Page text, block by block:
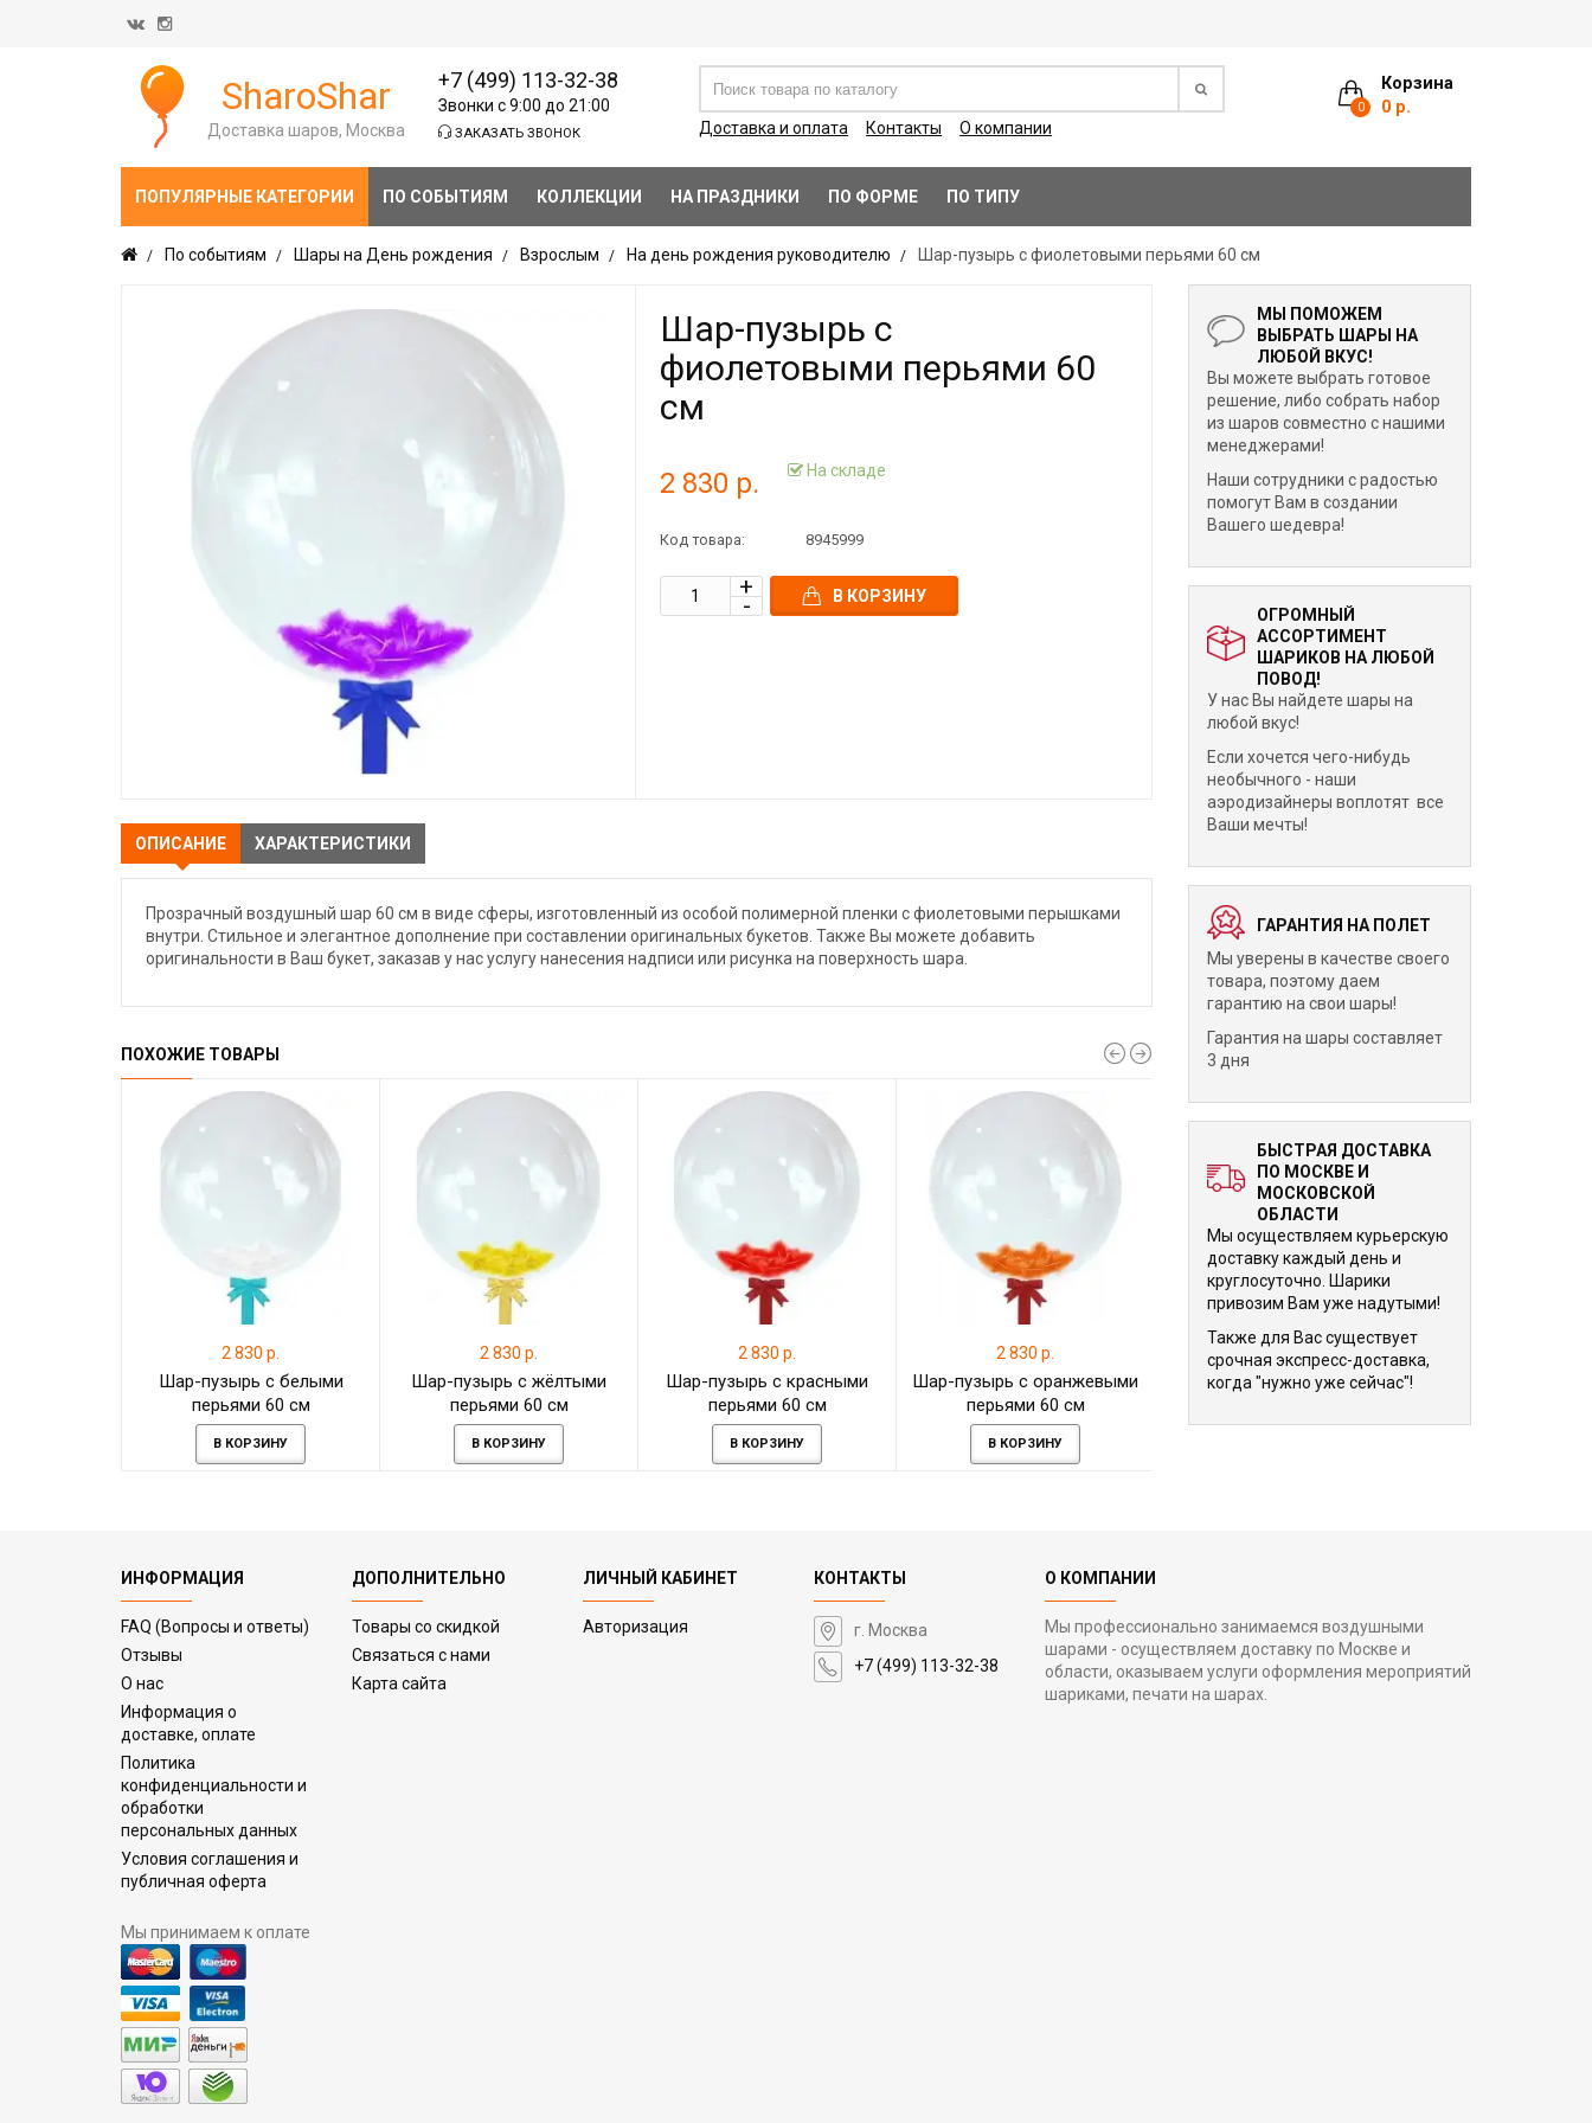
Корзина
0 0 р.
SharoShar
Доставка шаров, Москва
+7 (499) 113-32-38
Звонки с 9:00 до 21:00
ЗАКАЗАТЬ ЗВОНОК Доставка и оплата Контакты О компании
ПОПУЛЯРНЫЕ КАТЕГОРИИ ПО СОБЫТИЯМ КОЛЛЕКЦИИ НА ПРАЗДНИКИ ПО ФОРМЕ ПО ТИПУ
По событиям Шары на День рождения Взрослым На день рождения руководителю Шар-пузырь с фиолетовыми перьями 60 см
Шар-пузырь с
фиолетовыми перьями 60
см
2 830 р. На складе
Код товара: 8945999
В КОРЗИНУ
ОПИСАНИЕ ХАРАКТЕРИСТИКИ
Прозрачный воздушный шар 60 см в виде сферы, изготовленный из особой полимерной пленки с фиолетовыми перышками
внутри. Стильное и элегантное дополнение при составлении оригинальных букетов. Также Вы можете добавить
оригинальности в Ваш букет, заказав у нас услугу нанесения надписи или рисунка на поверхность шара.
ПОХОЖИЕ ТОВАРЫ
2 830 р.
Шар-пузырь с белыми
перьями 60 см
В КОРЗИНУ
2 830 р.
Шар-пузырь с жёлтыми
перьями 60 см
В КОРЗИНУ
2 830 р.
Шар-пузырь с красными
перьями 60 см
В КОРЗИНУ
2 830 р.
Шар-пузырь с оранжевыми
перьями 60 см
В КОРЗИНУ
2 830 р.
Шар-пузырь с розовыми
МЫ ПОМОЖЕМ
ВЫБРАТЬ ШАРЫ НА
ЛЮБОЙ ВКУС!
Вы можете выбрать готовое
решение, либо собрать набор
из шаров совместно с нашими
менеджерами!
Наши сотрудники с радостью
помогут Вам в создании
Вашего шедевра!
ОГРОМНЫЙ
АССОРТИМЕНТ
ШАРИКОВ НА ЛЮБОЙ
ПОВОД!
У нас Вы найдете шары на
любой вкус!
Если хочется чего-нибудь
необычного - наши
аэродизайнеры воплотят все
Ваши мечты!
ГАРАНТИЯ НА ПОЛЕТ
Мы уверены в качестве своего
товара, поэтому даем
гарантию на свои шары!
Гарантия на шары составляет
3 дня
БЫСТРАЯ ДОСТАВКА
ПО МОСКВЕ И
МОСКОВСКОЙ
ОБЛАСТИ
Мы осуществляем курьерскую
доставку каждый день и
круглосуточно. Шарики
привозим Вам уже надутыми!
Также для Вас существует
срочная экспресс-доставка,
когда "нужно уже сейчас"!
ИНФОРМАЦИЯ
FAQ (Вопросы и ответы)
Отзывы
О нас
Информация о
доставке, оплате
Политика
конфиденциальности и
обработки
персональных данных
Условия соглашения и
публичная оферта
Мы принимаем к оплате
ДОПОЛНИТЕЛЬНО
Товары со скидкой
Связаться с нами
Карта сайта
ЛИЧНЫЙ КАБИНЕТ
Авторизация
КОНТАКТЫ
г. Москва
+7 (499) 113-32-38
О КОМПАНИИ
Мы профессионально занимаемся воздушными
шарами - осуществляем доставку по Москве и
области, оказываем услуги оформления мероприятий
шариками, печати на шарах.